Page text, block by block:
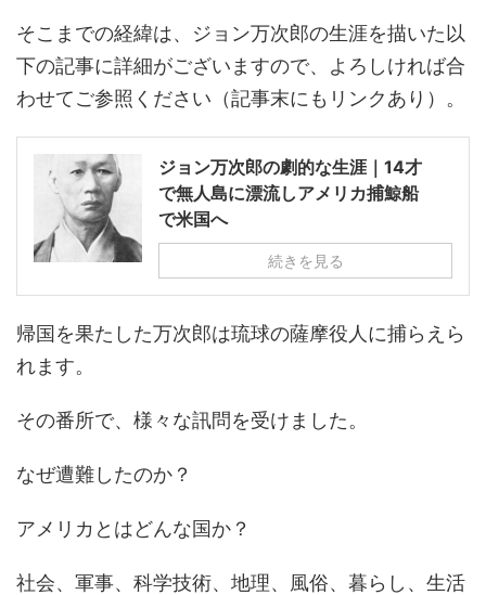
そこまでの経緯は、ジョン万次郎の生涯を描いた以
下の記事に詳細がございますので、よろしければ合
わせてご参照ください（記事末にもリンクあり）。
ジョン万次郎の劇的な生涯｜14才
で無人島に漂流しアメリカ捕鯨船
で米国へ
続きを見る
帰国を果たした万次郎は琉球の薩摩役人に捕らえら
れます。
その番所で、様々な訊問を受けました。
なぜ遭難したのか？
アメリカとはどんな国か？
社会、軍事、科学技術、地理、風俗、暮らし、生活